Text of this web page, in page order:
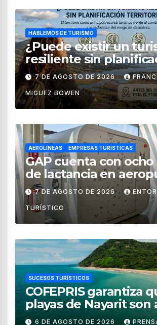
HABLEMOS DE TURISMO
¿Puede existir un
resiliente sin
territorial?
7 DE AGOSTO DE 2026
MIGUEZ BOWEN
AEROLÍNEAS EMPRESAS TURÍSTICAS
GAP cuenta con ocho
de lactancia en
de México
7 DE AGOSTO DE 2026
TURÍSTICO
SUCESOS TURÍSTICOS
COFEPRIS garantiza
playas de Nayarit son
para uso recreativo
6 DE AGOSTO DE 2026